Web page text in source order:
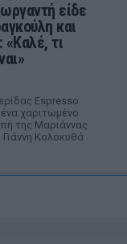
είδε
και
τι
Espresso
χαριτωμένο
της Μαριάννας
Κολοκυθά